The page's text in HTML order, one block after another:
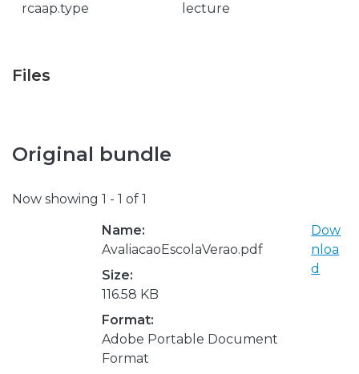
rcaap.type lecture
Files
Original bundle
Now showing 1 - 1 of 1
Name:
AvaliacaoEscolaVerao.pdf
Size:
116.58 KB
Format:
Adobe Portable Document
Format
Dow
nloa
d